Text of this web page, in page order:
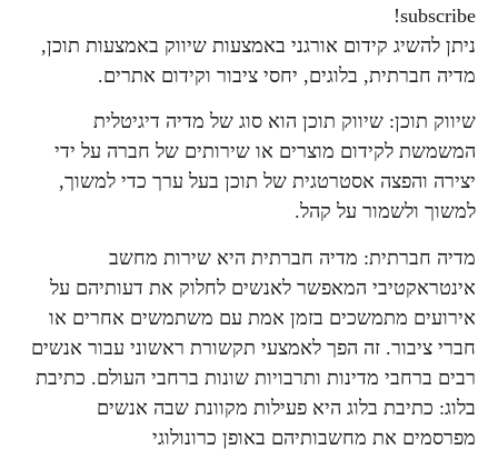
subscribe!
ניתן להשיג קידום אורגני באמצעות שיווק באמצעות תוכן,
מדיה חברתית, בלוגים, יחסי ציבור וקידום אתרים.
שיווק תוכן: שיווק תוכן הוא סוג של מדיה דיגיטלית
המשמשת לקידום מוצרים או שירותים של חברה על ידי
יצירה והפצה אסטרטגית של תוכן בעל ערך כדי למשוך,
למשוך ולשמור על קהל.
מדיה חברתית: מדיה חברתית היא שירות מחשב
אינטראקטיבי המאפשר לאנשים לחלוק את דעותיהם על
אירועים מתמשכים בזמן אמת עם משתמשים אחרים או
חברי ציבור. זה הפך לאמצעי תקשורת ראשוני עבור אנשים
רבים ברחבי מדינות ותרבויות שונות ברחבי העולם. כתיבת
בלוג: כתיבת בלוג היא פעילות מקוונת שבה אנשים
מפרסמים את מחשבותיהם באופן כרונולוגי